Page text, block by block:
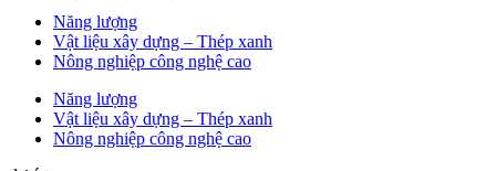
Năng lượng
Vật liệu xây dựng – Thép xanh
Nông nghiệp công nghệ cao
Năng lượng
Vật liệu xây dựng – Thép xanh
Nông nghiệp công nghệ cao